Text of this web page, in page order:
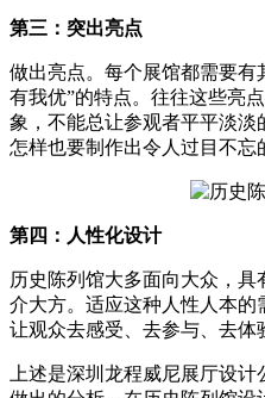
第三：突出亮点
做出亮点。每个展馆都需要有
有我优”的特点。往往这些亮
象，不能总让参观者平平淡淡
怎样也要制作出令人过目不忘
第四：人性化设计
历史陈列馆大多面向大众，
介大方。适应这种人性人本的
让观众去感受、去参与、去体
上述是深圳龙程威尼展厅设